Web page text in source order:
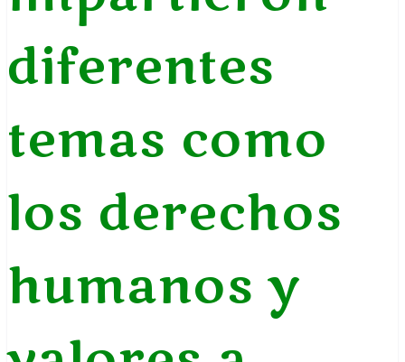
diferentes
temas como
los derechos
humanos y